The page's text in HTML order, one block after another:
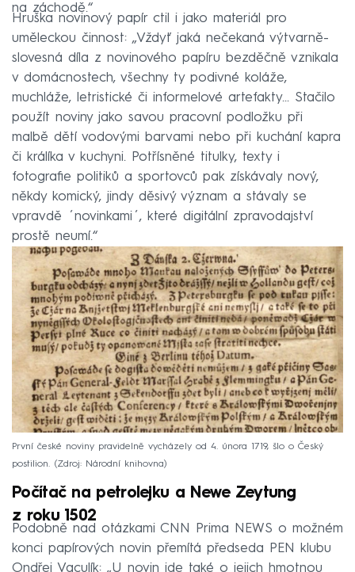
na záchodě.“
Hruška novinový papír ctil i jako materiál pro
uměleckou činnost: „Vždyť jaká nečekaná výtvarně-
slovesná díla z novinového papíru bezděčně vznikala
v domácnostech, všechny ty podivné koláže,
muchláže, letristické či informelové artefakty... Stačilo
použít noviny jako savou pracovní podložku při
malbě dětí vodovými barvami nebo při kuchání kapra
či králíka v kuchyni. Potřísněné titulky, texty i
fotografie politiků a sportovců pak získávaly nový,
někdy komický, jindy děsivý význam a stávaly se
vpravdě ´novinkami´, které digitální zpravodajství
prostě neumí.“
První české noviny pravidelně vycházely od 4. února 1719, šlo o Český
postilion.
Zdroj: Národní knihovna
Počítač na petrolejku a Newe Zeytung
z roku 1502
Podobně nad otázkami CNN Prima NEWS o možném
konci papírových novin přemítá předseda PEN klubu
Ondřej Vaculík: „U novin jde také o jejich hmotnou